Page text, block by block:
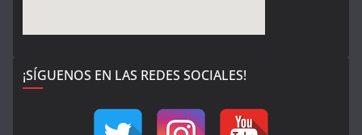
¡SÍGUENOS EN LAS REDES SOCIALES!